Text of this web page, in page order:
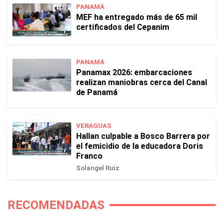
PANAMÁ
MEF ha entregado más de 65 mil
certificados del Cepanim
PANAMÁ
Panamax 2026: embarcaciones
realizan maniobras cerca del Canal
de Panamá
VERAGUAS
Hallan culpable a Bosco Barrera por
el femicidio de la educadora Doris
Franco
Solangel Ruiz
RECOMENDADAS